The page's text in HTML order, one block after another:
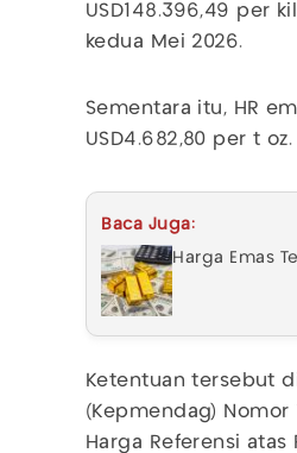
USD148.396,49 per
kedua Mei 2026.
Sementara itu, HR
USD4.682,80 per t oz.
Baca Juga:
Harga Emas
Ketentuan tersebut
(Kepmendag) Nomor
Harga Referensi atas